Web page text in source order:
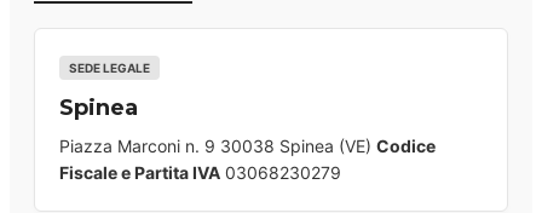
SEDE LEGALE
Spinea
Piazza Marconi n. 9 30038 Spinea (VE) Codice
Fiscale e Partita IVA 03068230279